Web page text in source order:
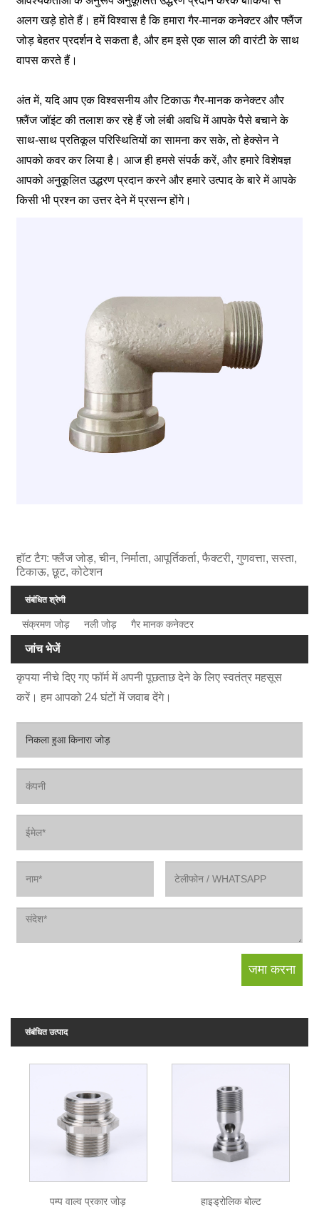
अलग खड़े होते हैं। हमें विश्वास है कि हमारा गैर-मानक कनेक्टर और फ्लैंज
जोड़ बेहतर प्रदर्शन दे सकता है, और हम इसे एक साल की वारंटी के साथ
वापस करते हैं।
अंत में, यदि आप एक विश्वसनीय और टिकाऊ गैर-मानक कनेक्टर और
फ़्लैंज जॉइंट की तलाश कर रहे हैं जो लंबी अवधि में आपके पैसे बचाने के
साथ-साथ प्रतिकूल परिस्थितियों का सामना कर सके, तो हेक्सेन ने
आपको कवर कर लिया है। आज ही हमसे संपर्क करें, और हमारे विशेषज्ञ
आपको अनुकूलित उद्धरण प्रदान करने और हमारे उत्पाद के बारे में आपके
किसी भी प्रश्न का उत्तर देने में प्रसन्न होंगे।
हॉट टैग: फ्लैंज जोड़, चीन, निर्माता, आपूर्तिकर्ता, फैक्टरी, गुणवत्ता, सस्ता,
टिकाऊ, छूट, कोटेशन
संबंधित श्रेणी
संक्रमण जोड़ नली जोड़ गैर मानक कनेक्टर
जांच भेजें
कृपया नीचे दिए गए फॉर्म में अपनी पूछताछ देने के लिए स्वतंत्र महसूस
करें। हम आपको 24 घंटों में जवाब देंगे।
संबंधित उत्पाद
पम्प वाल्व प्रकार जोड़ हाइड्रोलिक बोल्ट